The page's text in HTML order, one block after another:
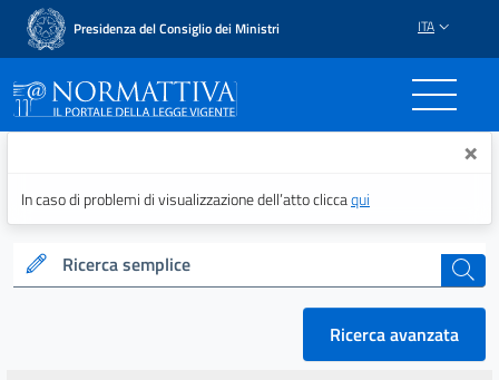
Presidenza del Consiglio dei Ministri ITA
Normattiva - Il portale ×
In caso di problemi di visualizzazione dell’atto cliccaqui
Ricerca semplice cerca
Ricerca avanzata